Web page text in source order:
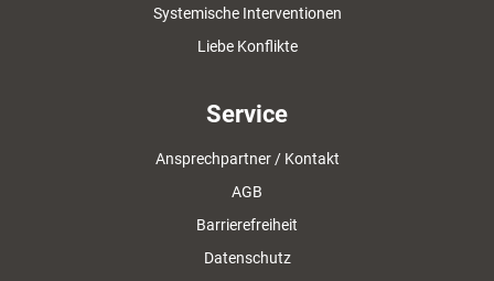
Systemische Interventionen
Liebe Konflikte
Service
Ansprechpartner / Kontakt
AGB
Barrierefreiheit
Datenschutz